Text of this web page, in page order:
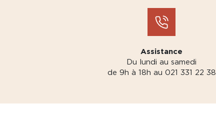
Assistance
Du lundi au samedi
de 9h à 18h au 021 331 22 38